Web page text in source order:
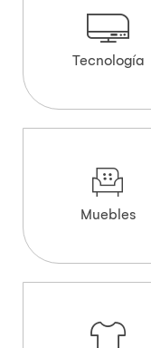
Tecnología
Muebles